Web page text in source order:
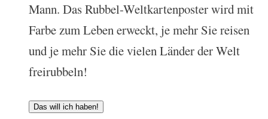
Mann. Das Rubbel-Weltkartenposter wird mit
Farbe zum Leben erweckt, je mehr Sie reisen
und je mehr Sie die vielen Länder der Welt
freirubbeln!
Das will ich haben!